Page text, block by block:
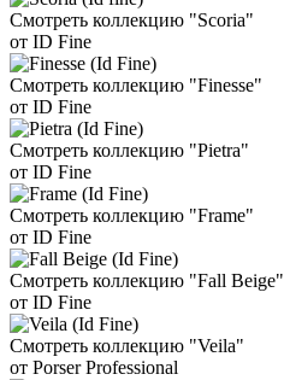
Смотреть коллекцию "Scoria"
от ID Fine
Смотреть коллекцию "Finesse"
от ID Fine
Смотреть коллекцию "Pietra"
от ID Fine
Смотреть коллекцию "Frame"
от ID Fine
Смотреть коллекцию "Fall Beige"
от ID Fine
Смотреть коллекцию "Veila"
от Porser Professional